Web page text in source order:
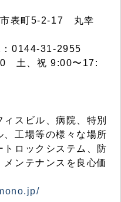
表町5-2-17 丸幸
0144-31-2955
土、祝 9:00〜17:
スビル、病院、特別
工場等の様々な場所
ロックシステム、防
ンテナンスを良心価